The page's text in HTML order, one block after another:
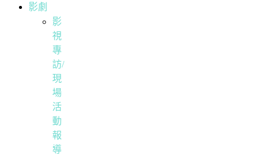
影劇
影
視
專
訪/
現
場
活
動
報
導